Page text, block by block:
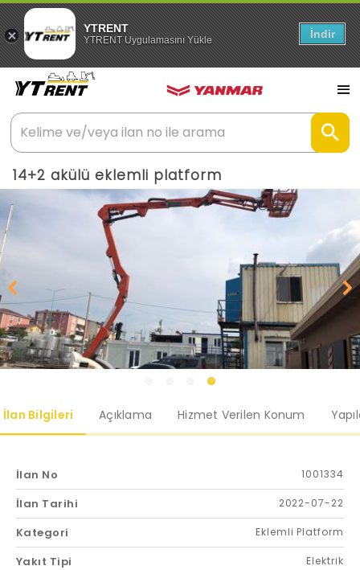
YTRENT
YTRENT Uygulamasını Yükle İndir
14+2 akülü eklemli platform
İlan Bilgileri Açıklama Hizmet Verilen Konum
İlan No 1001334
İlan Tarihi 2022-07-22
Kategori Eklemli Platform
Yakıt Tipi Elektrik